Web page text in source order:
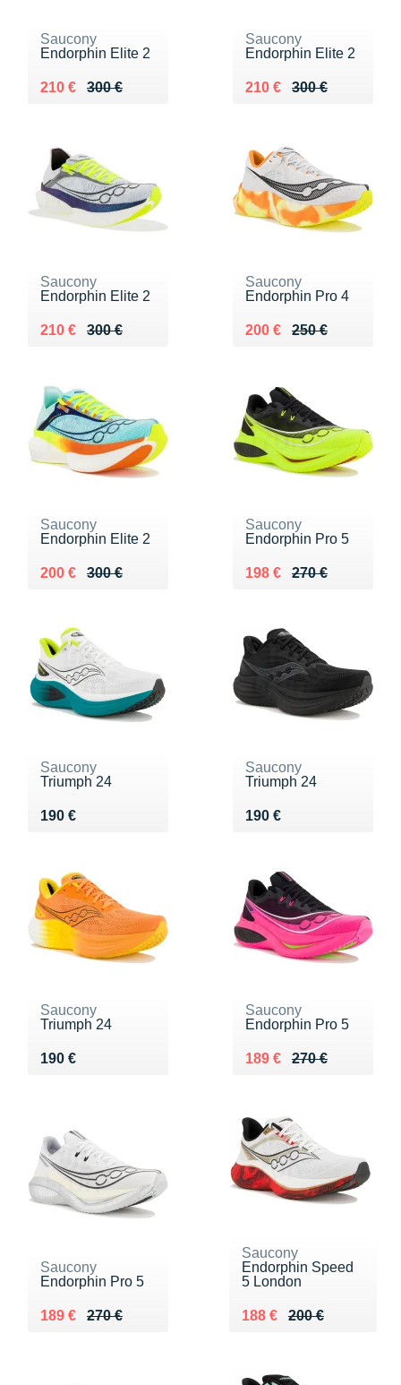
Saucony
Endorphin Elite 2
300 €
Au lieu de 300 €
210 €
Vendu 210 €
Saucony
Endorphin Elite 2
300 €
Au lieu de 300 €
210 €
Vendu 210 €
Saucony
Endorphin Elite 2
300 €
Au lieu de 300 €
210 €
Vendu 210 €
Saucony
Endorphin Pro 4
250 €
Au lieu de 250 €
200 €
Vendu 200 €
Saucony
Endorphin Elite 2
300 €
Au lieu de 300 €
200 €
Vendu 200 €
Saucony
Endorphin Pro 5
270 €
Au lieu de 270 €
198 €
Vendu 198 €
Saucony
Triumph 24
190 €
Vendu 190 €
Saucony
Triumph 24
190 €
Vendu 190 €
Saucony
Triumph 24
190 €
Vendu 190 €
Saucony
Endorphin Pro 5
270 €
Au lieu de 270 €
189 €
Vendu 189 €
Saucony
Endorphin Pro 5
270 €
Au lieu de 270 €
189 €
Vendu 189 €
Saucony
Endorphin Speed
5 London
200 €
Au lieu de 200 €
188 €
Vendu 188 €